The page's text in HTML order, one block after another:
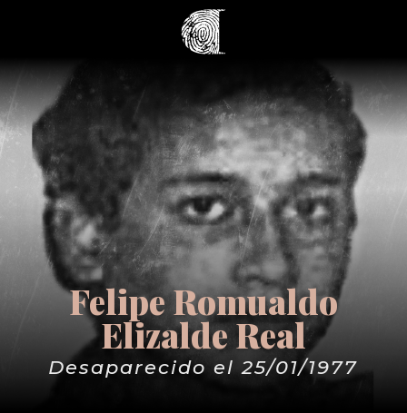
Felipe Romualdo
Elizalde Real
Desaparecido el 25/01/1977